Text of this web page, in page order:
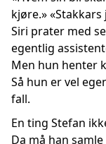
kjøre.» «Stakkars
Siri prater med
egentlig
Men hun henter
Så hun er vel
fall.
En ting Stefan
Da må han